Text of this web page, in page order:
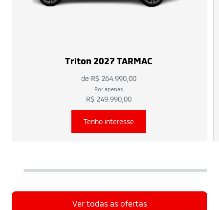
Triton 2027 TARMAC
de R$ 264.990,00
Por apenas
R$ 249.990,00
Tenho interesse
Ver todas as ofertas